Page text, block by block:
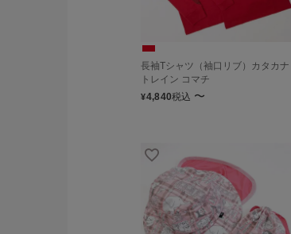
長袖Tシャツ（袖口リブ）カタカナ
トレイン コマチ
¥4,840税込 〜